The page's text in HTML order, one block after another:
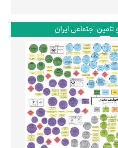
تامین اجتماعی ایران